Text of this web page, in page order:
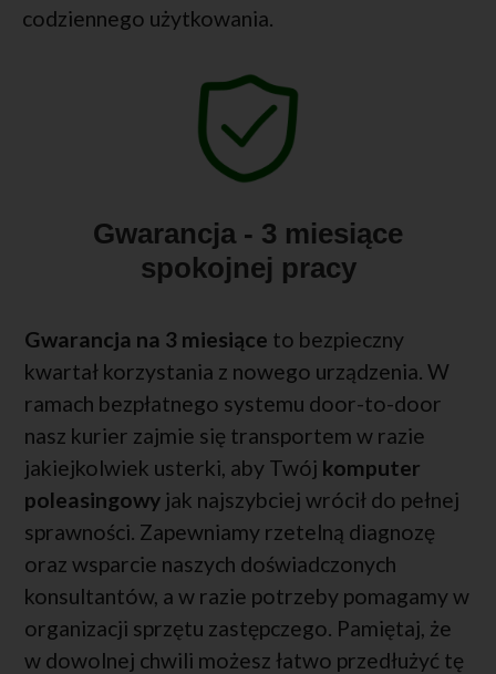
codziennego użytkowania.
Gwarancja - 3 miesiące
spokojnej pracy
Gwarancja na 3 miesiące to bezpieczny
kwartał korzystania z nowego urządzenia. W
ramach bezpłatnego systemu door-to-door
nasz kurier zajmie się transportem w razie
jakiejkolwiek usterki, aby Twój komputer
poleasingowy jak najszybciej wrócił do pełnej
sprawności. Zapewniamy rzetelną diagnozę
oraz wsparcie naszych doświadczonych
konsultantów, a w razie potrzeby pomagamy w
organizacji sprzętu zastępczego. Pamiętaj, że
w dowolnej chwili możesz łatwo przedłużyć tę